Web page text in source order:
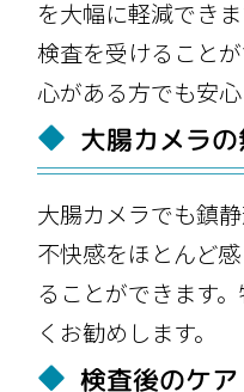
を大幅に軽減でき
検査を受けること
心がある方でも安心
大腸カメラ
大腸カメラでも鎮
不快感をほとんど
ることができます
くお勧めします。
検査後のケア